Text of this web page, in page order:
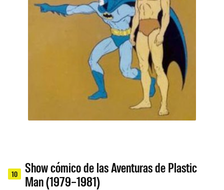
10
Show cómico de las Aventuras de Plastic
Man (1979–1981)